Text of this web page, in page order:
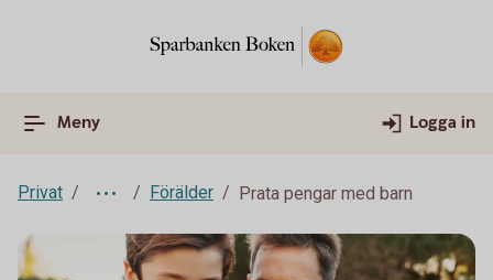
Meny Logga in
Privat Förälder Prata pengar med barn